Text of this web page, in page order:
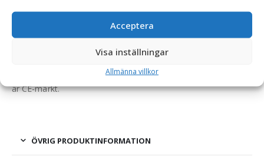
Acceptera
Visa inställningar
Allmänna villkor
djup 2500 mm, vikt 530 kg
behöver placeras ut med lite större noggrannhet.
Återfyllnadsskopan är tillverkad på Småländska höglandet och
är CE-märkt.
ÖVRIG PRODUKTINFORMATION